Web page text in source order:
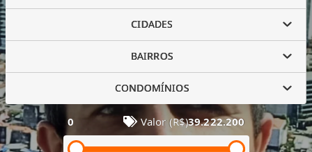
CIDADES
BAIRROS
CONDOMÍNIOS
0 Valor (R$)39.222.200